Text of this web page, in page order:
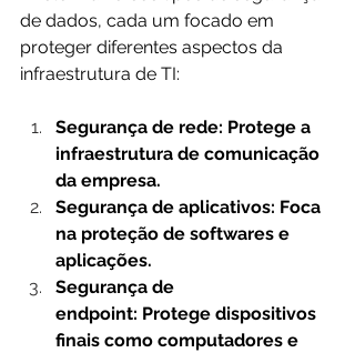
de dados, cada um focado em
proteger diferentes aspectos da
infraestrutura de TI:
Segurança de rede: Protege a
infraestrutura de comunicação
da empresa.
Segurança de aplicativos: Foca
na proteção de softwares e
aplicações.
Segurança de
endpoint: Protege dispositivos
finais como computadores e